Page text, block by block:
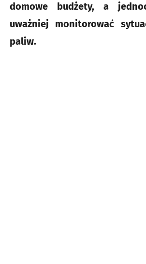
domowe budżety, a
uważniej monitorować
paliw.